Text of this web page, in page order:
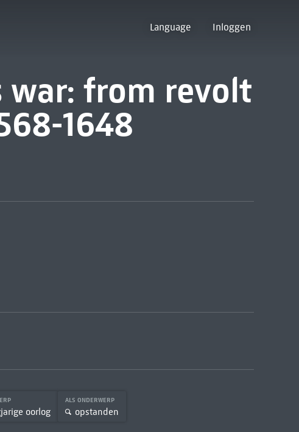
Language Inloggen
war: from revolt
1648
oorlog
ALS ONDERWERP
opstanden